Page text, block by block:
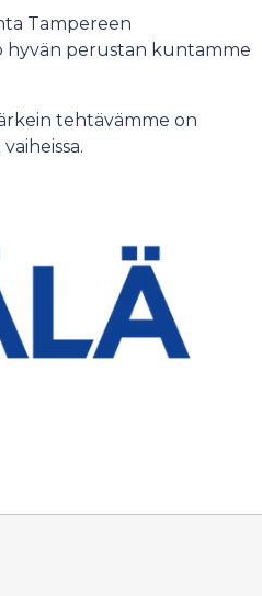
Tampereen
hyvän perustan kuntamme
tehtävämme on